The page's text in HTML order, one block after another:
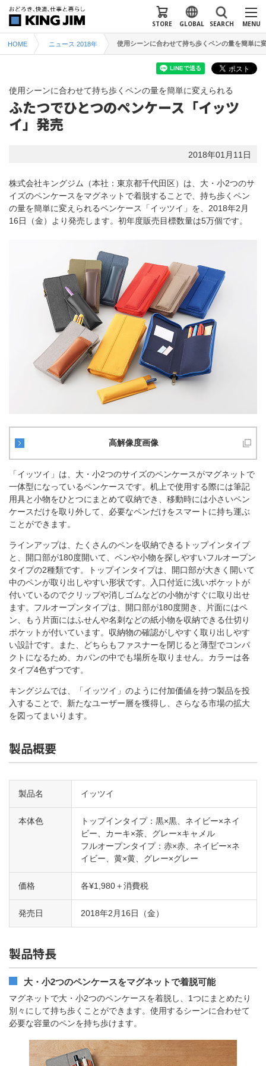
MENU
SEARCH
GLOBAL
STORE
HOME ニュース 2018年 使用シーンに合わせて持ち歩くペンの量を簡単に
使用シーンに合わせて持ち歩くペンの量を簡単に変えられる
ふたつでひとつのペンケース「イッツ
イ」発売
2018年01月11日
株式会社キングジム（本社：東京都千代田区）は、大・小2つのサ
イズのペンケースをマグネットで着脱することで、持ち歩くペン
の量を簡単に変えられるペンケース「イッツイ」を、2018年2月
16日（金）より発売します。初年度販売目標数量は5万個です。
高解像度画像
「イッツイ」は、大・小2つのサイズのペンケースがマグネットで
一体型になっているペンケースです。机上で使用する際には筆記
用具と小物をひとつにまとめて収納でき、移動時には小さいペン
ケースだけを取り外して、必要なペンだけをスマートに持ち運ぶ
ことができます。
ラインアップは、たくさんのペンを収納できるトップインタイプ
と、開口部が180度開いて、ペンや小物を探しやすいフルオープン
タイプの2種類です。トップインタイプは、開口部が大きく開いて
中のペンが取り出しやすい形状です。入口付近に浅いポケットが
付いているのでクリップや消しゴムなどの小物がすぐに取り出せ
ます。フルオープンタイプは、開口部が180度開き、片面にはペ
ン、もう片面にはふせんや名刺などの紙小物を収納できる仕切り
ポケットが付いています。収納物の確認がしやすく取り出しやす
い設計です。また、どちらもファスナーを閉じると薄型でコンパ
クトになるため、カバンの中でも場所を取りません。カラーは各
タイプ4色ずつです。
キングジムでは、「イッツイ」のように付加価値を持つ製品を投
入することで、新たなユーザー層を獲得し、さらなる市場の拡大
を図ってまいります。
製品概要
製品名 イッツイ
本体色
トップインタイプ：黒×黒、ネイビー×ネイ
ビー、カーキ×茶、グレー×キャメル
フルオープンタイプ：赤×赤、ネイビー×ネ
イビー、黄×黄、グレー×グレー
価格 各¥1,980＋消費税
発売日 2018年2月16日（金）
製品特長
大・小2つのペンケースをマグネットで着脱可能
マグネットで大・小2つのペンケースを着脱し、1つにまとめたり
別々にして持ち歩くことができます。使用するシーンに合わせて
必要な容量のペンを持ち歩けます。